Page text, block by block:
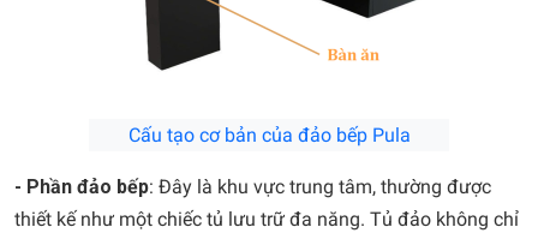
Cấu tạo cơ bản của đảo bếp Pula
- Phần đảo bếp: Đây là khu vực trung tâm, thường được
thiết kế như một chiếc tủ lưu trữ đa năng. Tủ đảo không chỉ